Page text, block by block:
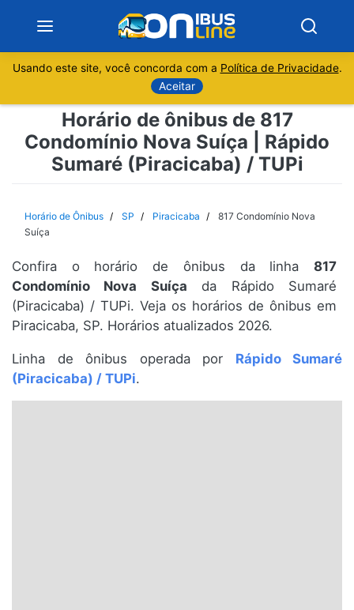
Minas Gerais
Espírito Santo
Paraná
Santa Catarina
Usando este site, você concorda com a Política de Privacidade.
Aceitar
Horário de ônibus de 817
Condomínio Nova Suíça | Rápido
Sumaré (Piracicaba) / TUPi
Horário de Ônibus SP Piracicaba
817 Condomínio Nova
Suíça
Confira o horário de ônibus da linha 817
Condomínio Nova Suíça da Rápido Sumaré
(Piracicaba) / TUPi. Veja os horários de ônibus em
Piracicaba, SP. Horários atualizados 2026.
Linha de ônibus operada por Rápido Sumaré
(Piracicaba) / TUPi.